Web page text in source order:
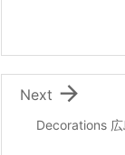
k
Decorations

Next